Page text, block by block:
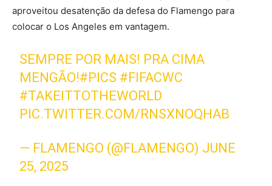
aproveitou desatenção da defesa do Flamengo para
colocar o Los Angeles em vantagem.
SEMPRE POR MAIS! PRA CIMA
MENGÃO!#PICS #FIFACWC
#TAKEITTOTHEWORLD
PIC.TWITTER.COM/RNSXNOQHAB
— FLAMENGO (@FLAMENGO) JUNE
25, 2025